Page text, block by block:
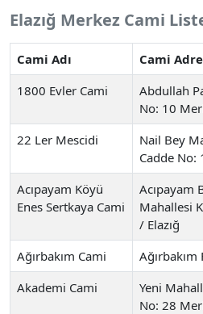
Elazığ Merkez Cami
Cami Adı
Cami
1800 Evler Cami
Abdullah
No: 10
22 Ler Mescidi
Nail Bey
Cadde No:
Acıpayam Köyü
Enes Sertkaya Cami
Acıpayam
Mahallesi
/ Elazığ
Ağırbakım Cami
Ağırbakım
Akademi Cami
Yeni
No: 28